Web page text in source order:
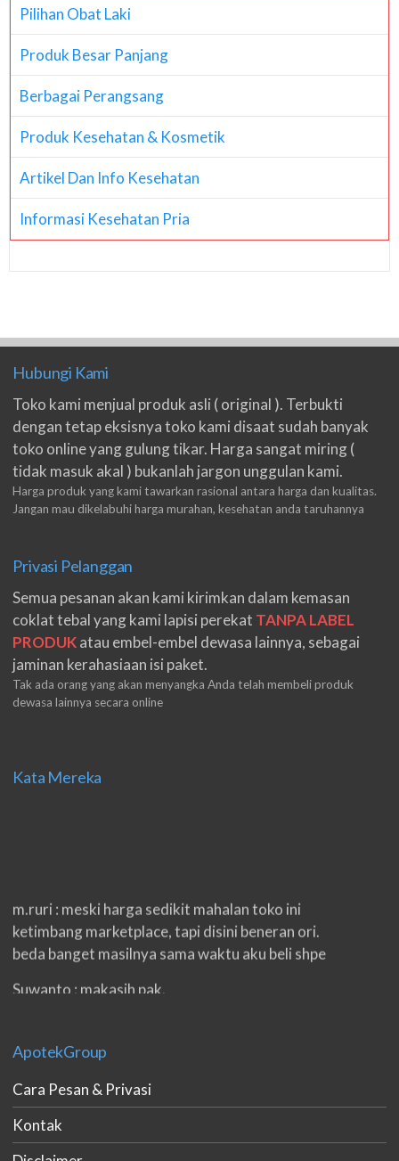
Pilihan Obat Laki
Produk Besar Panjang
Berbagai Perangsang
Produk Kesehatan & Kosmetik
Artikel Dan Info Kesehatan
Informasi Kesehatan Pria
Hubungi Kami
Toko kami menjual produk asli ( original ). Terbukti
dengan tetap eksisnya toko kami disaat sudah banyak
toko online yang gulung tikar. Harga sangat miring (
tidak masuk akal ) bukanlah jargon unggulan kami.
Harga produk yang kami tawarkan rasional antara harga dan kualitas.
Jangan mau dikelabuhi harga murahan, kesehatan anda taruhannya
Privasi Pelanggan
Semua pesanan akan kami kirimkan dalam kemasan
coklat tebal yang kami lapisi perekat TANPA LABEL
PRODUKatau embel-embel dewasa lainnya, sebagai
jaminan kerahasiaan isi paket.
Tak ada orang yang akan menyangka Anda telah membeli produk
dewasa lainnya secara online
Kata Mereka
m.ruri : meski harga sedikit mahalan toko ini
ketimbang marketplace, tapi disini beneran ori.
beda banget masilnya sama waktu aku beli shpe
Suwanto : makasih pak.
double. beneran sama sekali tidak ada nama
produknya. tetep jaga kualitas ya gan.
eko padang : ko brang udh sampek, kan bru 2 hri
gan. cpet bgt
ApotekGroup
Cara Pesan & Privasi
Kontak